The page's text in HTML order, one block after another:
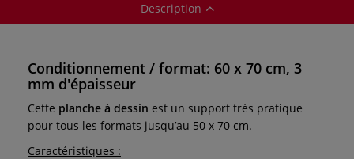
Description
Conditionnement / format: 60 x 70 cm, 3
mm d'épaisseur
Cette planche à dessin est un support très pratique
pour tous les formats jusqu’au 50 x 70 cm.
Caractéristiques :